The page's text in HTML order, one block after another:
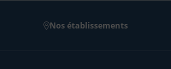
Nos établissements